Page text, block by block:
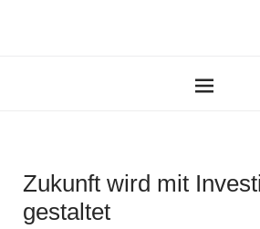
Zukunft wird mit
gestaltet